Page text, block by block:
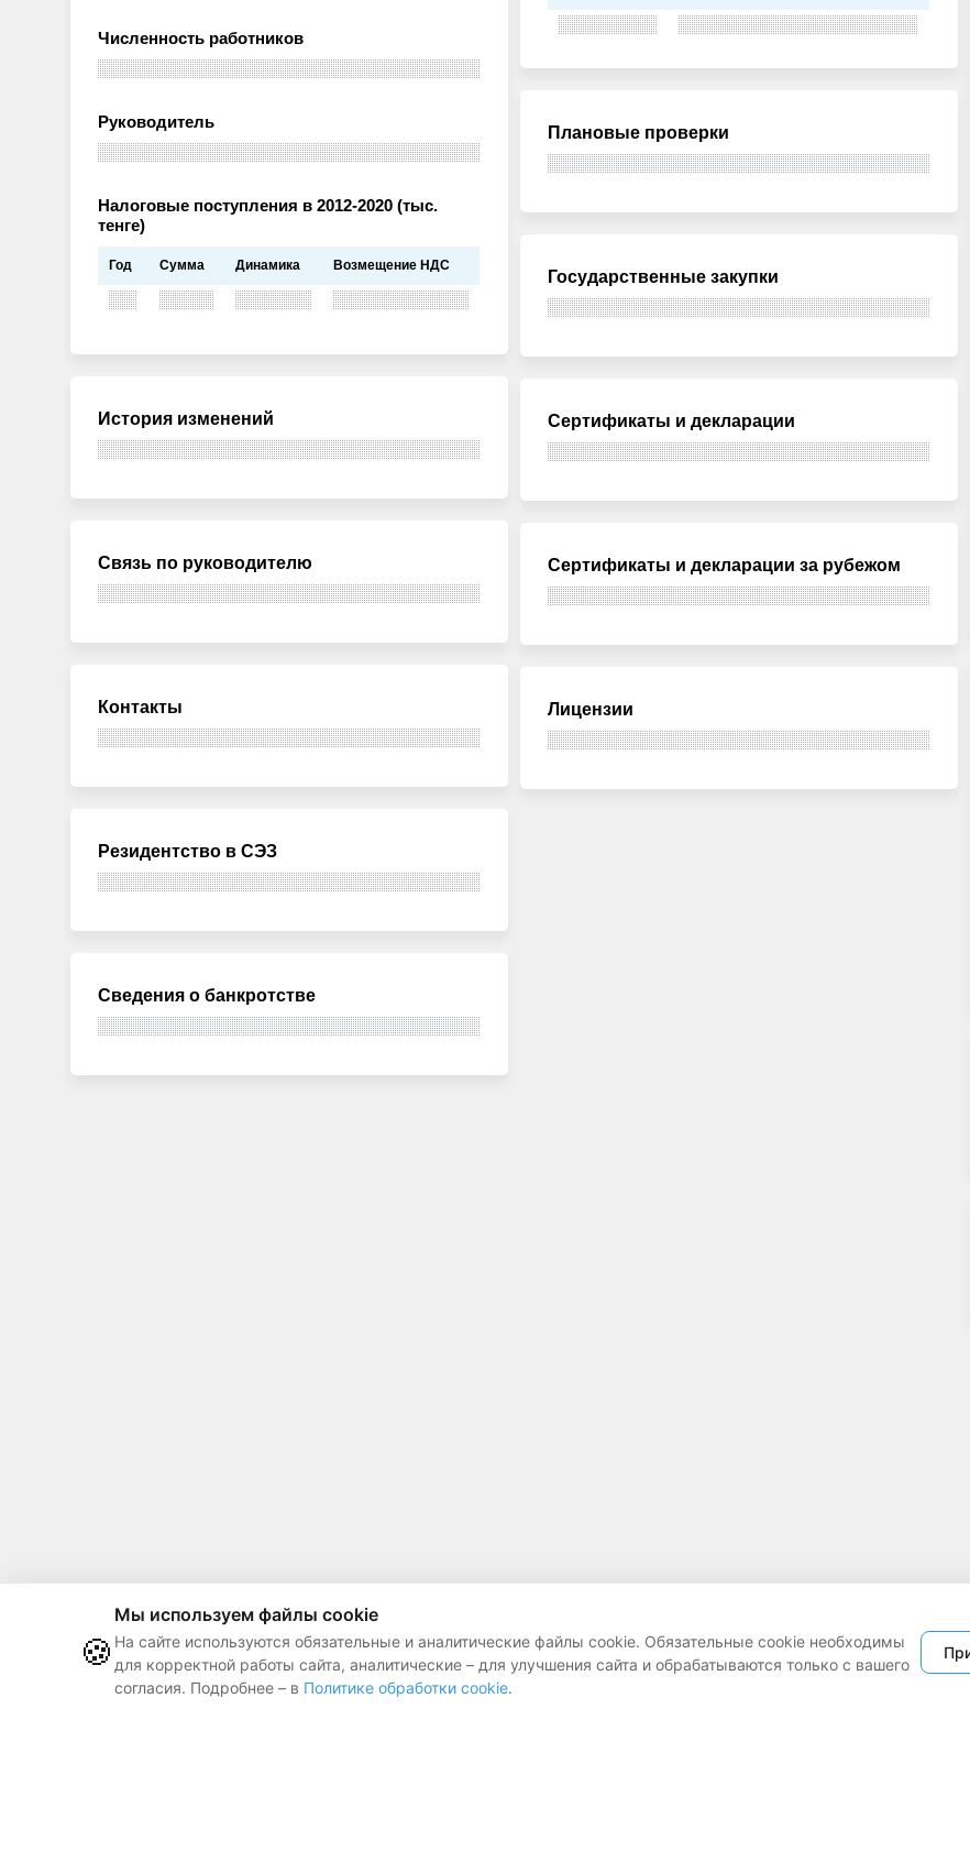
Численность работников
Руководитель
Налоговые поступления в 2012-2020 (тыс.
тенге)
Год Сумма Динамика Возмещение НДС
История изменений
Связь по руководителю
Контакты
Резидентство в СЭЗ
Сведения о банкротстве
Плановые проверки
Государственные закупки
Сертификаты и декларации
Сертификаты и декларации за рубежом
Лицензии
🍪
Мы используем файлы cookie
На сайте используются обязательные и аналитические файлы cookie. Обязательные cookie необходимы
для корректной работы сайта, аналитические – для улучшения сайта и обрабатываются только с вашего
согласия. Подробнее – в Политике обработки cookie.